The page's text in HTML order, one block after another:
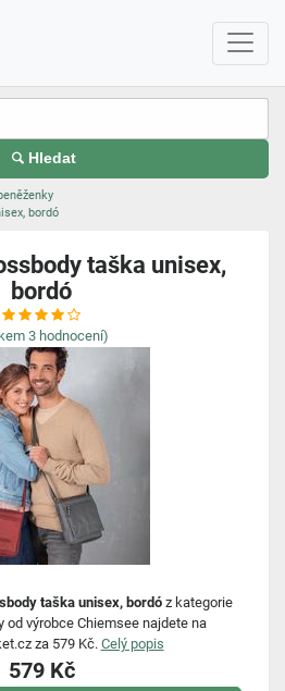
Hledat
bordó
taška unisex,
bordó
3 hodnocení)
taška unisex, bordóz kategorie
od výrobce Chiemsee najdete na
za 579 Kč.Celý popis
579 Kč